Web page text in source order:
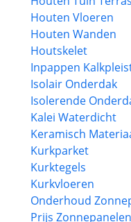
Houten Vloeren
Houten Wanden
Houtskelet
Inpappen
Isolair Onderdak
Isolerende
Kalei Waterdicht
Keramisch
Kurkparket
Kurktegels
Kurkvloeren
Onderhoud
Prijs Zonnepanelen